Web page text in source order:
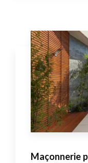
Maçonnerie